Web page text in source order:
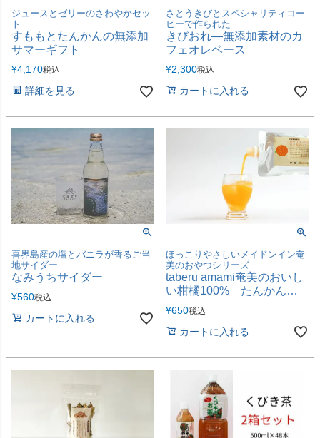
ジュースとゼリーのさわやかセッ
ト
すももとたんかんの無添加
サマーギフト
¥4,170税込
詳細を見る
さとうきびとスペシャリティコー
ヒーで作られた
きびおれ―無添加素材のカ
フェオレベース
¥2,300税込
カートに入れる
喜界島産の塩とバニラが香るご当
地サイダー
なみうちサイダー
¥560税込
カートに入れる
ほっこりやさしいメイドンイン奄
美のおやつシリーズ
taberu amami奄美のおいし
い柑橘100% たんかんジ
ュース
¥650税込
カートに入れる